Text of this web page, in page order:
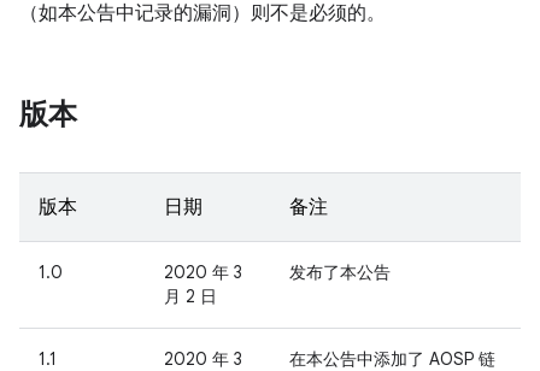
（如本公告中记录的漏洞）则不是必须的。
版本
版本 日期 备注
1.0
2020 年 3
月 2 日
发布了本公告
1.1
2020 年 3
在本公告中添加了 AOSP 链